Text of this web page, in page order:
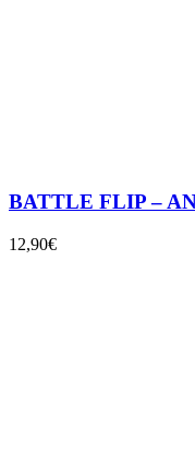
BATTLE FLIP –
12,90€